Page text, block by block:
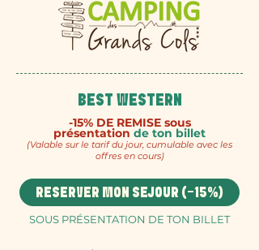
BEST WESTERN
-15% DE REMISE sous
présentation de ton billet
(Valable sur le tarif du jour, cumulable avec les
offres en cours)
RÉSERVER MON SÉJOUR (-15%)
SOUS PRÉSENTATION DE TON BILLET